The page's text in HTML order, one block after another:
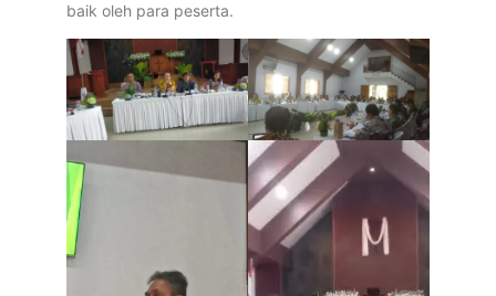
baik oleh para peserta.